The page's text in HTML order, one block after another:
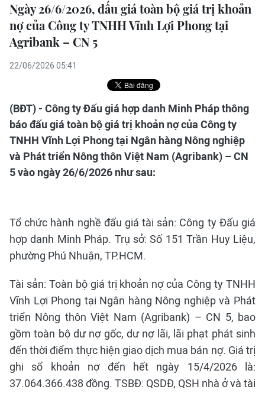
Ngày 26/6/2026, đấu giá toàn bộ giá trị khoản
nợ của Công ty TNHH Vĩnh Lợi Phong tại
Agribank – CN 5
22/06/2026 05:41
(BĐT) - Công ty Đấu giá hợp danh Minh Pháp thông
báo đấu giá toàn bộ giá trị khoản nợ của Công ty
TNHH Vĩnh Lợi Phong tại Ngân hàng Nông nghiệp
và Phát triển Nông thôn Việt Nam (Agribank) – CN
5 vào ngày 26/6/2026 như sau:
Tổ chức hành nghề đấu giá tài sản: Công ty Đấu giá
hợp danh Minh Pháp. Trụ sở: Số 151 Trần Huy Liệu,
phường Phú Nhuận, TP.HCM.
Tài sản: Toàn bộ giá trị khoản nợ của Công ty TNHH
Vĩnh Lợi Phong tại Ngân hàng Nông nghiệp và Phát
triển Nông thôn Việt Nam (Agribank) – CN 5, bao
gồm toàn bộ dư nợ gốc, dư nợ lãi, lãi phạt phát sinh
đến thời điểm thực hiện giao dịch mua bán nợ. Giá trị
ghi sổ khoản nợ đến hết ngày 15/4/2026 là:
37.064.366.438 đồng. TSBĐ: QSDĐ, QSH nhà ở và tài